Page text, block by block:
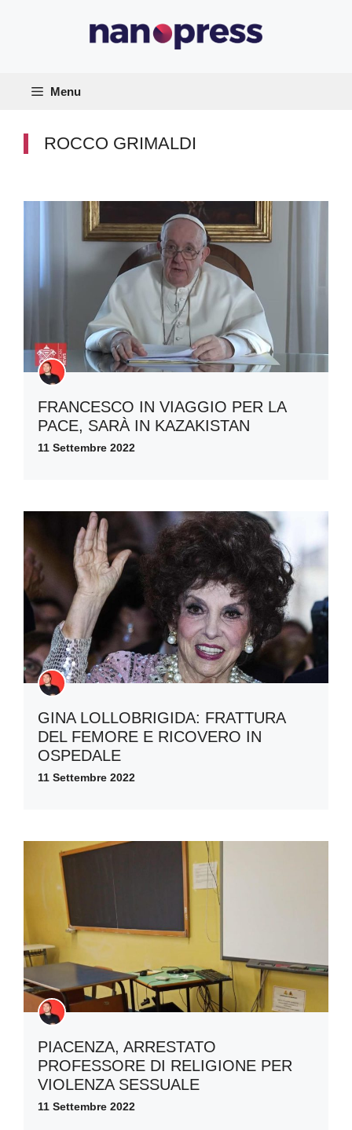
Menu
ROCCO GRIMALDI
FRANCESCO IN VIAGGIO PER LA
PACE, SARÀ IN KAZAKISTAN
11 Settembre 2022
GINA LOLLOBRIGIDA: FRATTURA
DEL FEMORE E RICOVERO IN
OSPEDALE
11 Settembre 2022
PIACENZA, ARRESTATO
PROFESSORE DI RELIGIONE PER
VIOLENZA SESSUALE
11 Settembre 2022